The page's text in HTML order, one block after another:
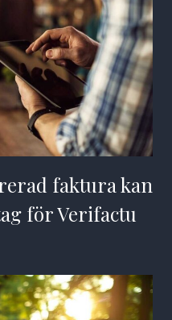
faktura kan
för Verifactu